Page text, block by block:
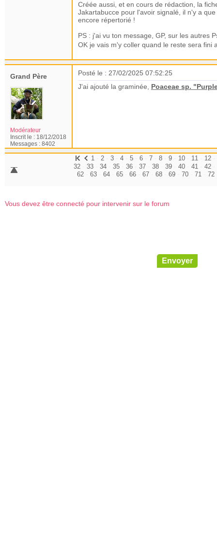
Créée aussi, et en cours de rédaction, la
Jakartabucce pour l'avoir signalé, il n'y a
encore répertorié !
PS : j'ai vu ton message, GP, sur les autres
OK je vais m'y coller quand le reste sera
Grand Père
Modérateur
Inscrit le : 18/12/2018
Messages : 8402
Posté le : 27/02/2025 07:52:25
J'ai ajouté la graminée, Poaceae sp.
1 2- 3- 4- 5- 6- 7- 8- 9- 10- 11 12-
32- 33- 34- 35- 36- 37- 38- 39- 40- 41 42-
62- 63- 64- 65- 66- 67- 68- 69- 70- 71 72
Vous devez être connecté pour intervenir sur le forum